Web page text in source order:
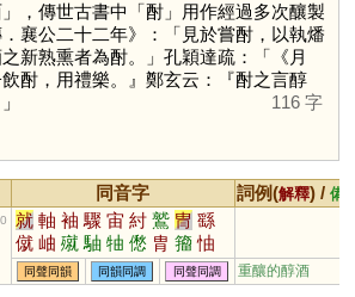
」，傳世古書中「酎」用作經過多次釀製
襄公二十二年》：「見於嘗酎，以執燔
新熟熏者為酎。」孔穎達疏：「《月
酎，用禮樂。』鄭玄云：『酎之言醇
116 字
同音字 詞例(解釋) / 備
就 軸 袖 驟 宙 紂 鷲 冑 繇
僦 岫 殧 駎 牰 僽 胄 籀 怞
鯫 褎 鮦
同聲同韻 同韻同調 同聲同調 重釀的醇酒